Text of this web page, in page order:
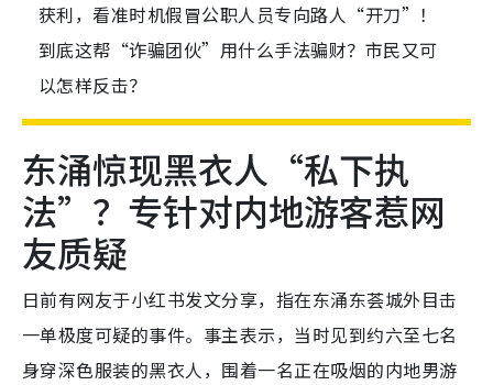
获利，看准时机假冒公职人员专向路人“开刀”！
到底这帮“诈骗团伙”用什么手法骗财？市民又可
以怎样反击？
东涌惊现黑衣人“私下执
法”？专针对内地游客惹网
友质疑
日前有网友于小红书发文分享，指在东涌东荟城外目击
一单极度可疑的事件。事主表示，当时见到约六至七名
身穿深色服装的黑衣人，围着一名正在吸烟的内地男游